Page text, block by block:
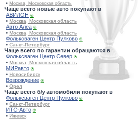
• Москва, Московская область
Чаще всего новые авто покупают в
АВИЛОН ⍟
• Москва, Московская область
Авто Алеа ⍟
• Москва, Московская область
Фольксваген Центр Пулково ⍟
• Санкт-Петербург
Чаще всего по гарантии обращаются в
Фольксваген Центр Север ⍟
• Москва, Московская область
МИРавто ⍟
• Новосибирск
Возрождение ⍟
• Орел
Чаще всего б/у автомобили покупают в
Фольксваген Центр Пулково ⍟
• Санкт-Петербург
ИТС-Авто ⍟
• Ижевск